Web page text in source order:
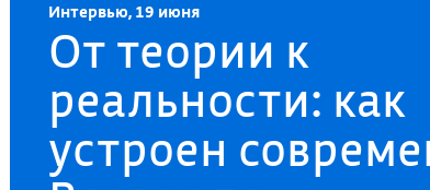
Интервью, 19 июня
От теории к
реальности: как
устроен